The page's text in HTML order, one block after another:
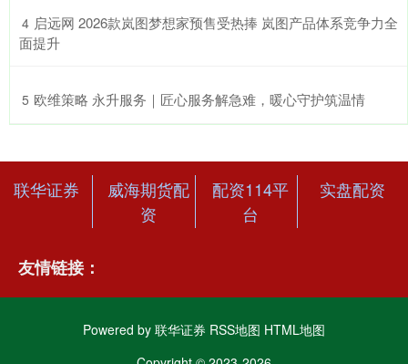
4 ​启远网 2026款岚图梦想家预售受热捧 岚图产品体系竞争力全
面提升
5 ​欧维策略 永升服务｜匠心服务解急难，暖心守护筑温情
联华证券
威海期货配
资
配资114平
台
实盘配资
友情链接：
Powered by 联华证券 RSS地图 HTML地图